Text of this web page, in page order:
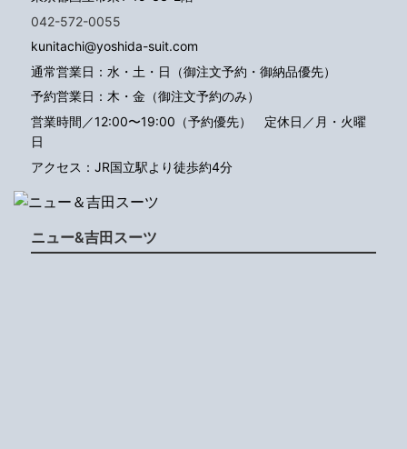
042-572-0055
kunitachi@yoshida-suit.com
通常営業日：水・土・日（御注文予約・御納品優先）
予約営業日：木・金（御注文予約のみ）
営業時間／12:00〜19:00（予約優先） 定休日／月・火曜
日
アクセス：JR国立駅より徒歩約4分
ニュー&吉田スーツ